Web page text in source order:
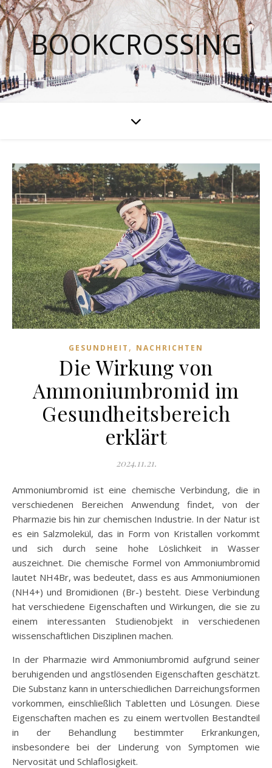
BOOKCROSSING
GESUNDHEIT , NACHRICHTEN
Die Wirkung von
Ammoniumbromid im
Gesundheitsbereich
erklärt
2024.11.21.
Ammoniumbromid ist eine chemische Verbindung, die in
verschiedenen Bereichen Anwendung findet, von der
Pharmazie bis hin zur chemischen Industrie. In der Natur ist
es ein Salzmolekül, das in Form von Kristallen vorkommt
und sich durch seine hohe Löslichkeit in Wasser
auszeichnet. Die chemische Formel von Ammoniumbromid
lautet NH4Br, was bedeutet, dass es aus Ammoniumionen
(NH4+) und Bromidionen (Br-) besteht. Diese Verbindung
hat verschiedene Eigenschaften und Wirkungen, die sie zu
einem interessanten Studienobjekt in verschiedenen
wissenschaftlichen Disziplinen machen.
In der Pharmazie wird Ammoniumbromid aufgrund seiner
beruhigenden und angstlösenden Eigenschaften geschätzt.
Die Substanz kann in unterschiedlichen Darreichungsformen
vorkommen, einschließlich Tabletten und Lösungen. Diese
Eigenschaften machen es zu einem wertvollen Bestandteil
in der Behandlung bestimmter Erkrankungen,
insbesondere bei der Linderung von Symptomen wie
Nervosität und Schlaflosigkeit.